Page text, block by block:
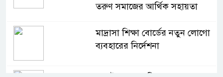
তরুণ সমাজের আর্থিক সহায়তা
মাদ্রাসা শিক্ষা বোর্ডের নতুন লোগো
ব্যবহারের নির্দেশনা